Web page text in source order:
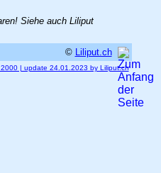
Siehe auch Liliput
© Liliput.ch
2000 | update 24.01.2023 by Liliput.ch